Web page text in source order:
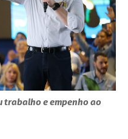
trabalho e empenho ao